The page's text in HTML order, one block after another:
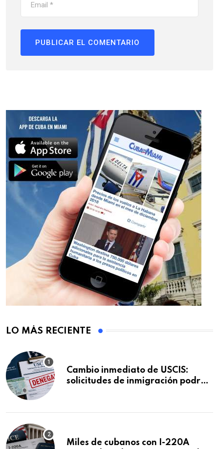
LO MÁS RECIENTE
Cambio inmediato de USCIS:
solicitudes de inmigración podrán
Miles de cubanos con I-220A